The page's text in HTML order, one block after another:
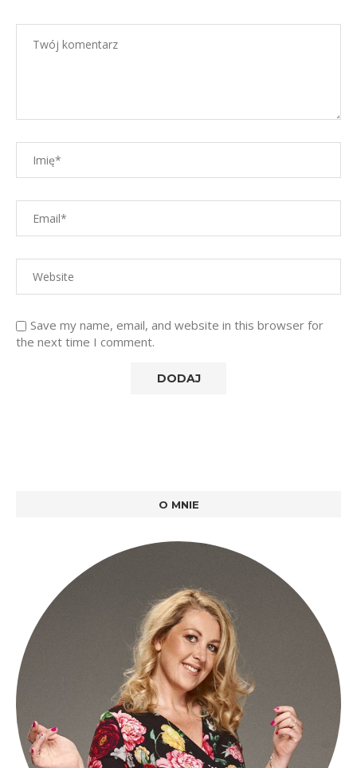
Save my name, email, and website in this browser for
the next time I comment.
O MNIE